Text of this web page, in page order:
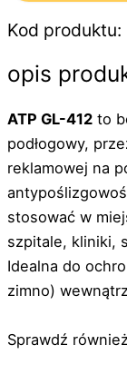
Kod produktu:
opis
ATP GL-412 to
podłogowy,
reklamowej na
stosować w
szpitale, kliniki,
Idealna do
zimno)
Sprawdź